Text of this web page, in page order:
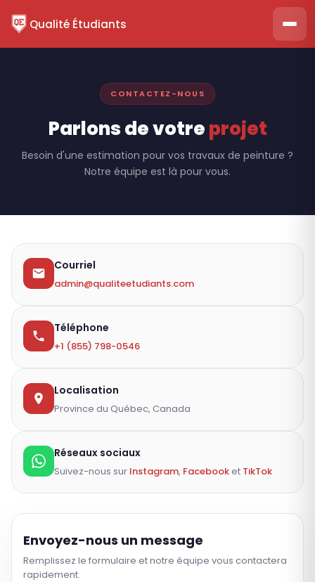
Qualité Étudiants
CONTACTEZ-NOUS
Parlons de votreprojet
Besoin d'une estimation pour vos travaux de peinture ?
Notre équipe est là pour vous.
Courriel
admin@qualiteetudiants.com
Téléphone
+1 (855) 798-0546
Localisation
Province du Québec, Canada
Réseaux sociaux
Suivez-nous sur Instagram, Facebook et TikTok
Envoyez-nous un message
Remplissez le formulaire et notre équipe vous contactera
rapidement.